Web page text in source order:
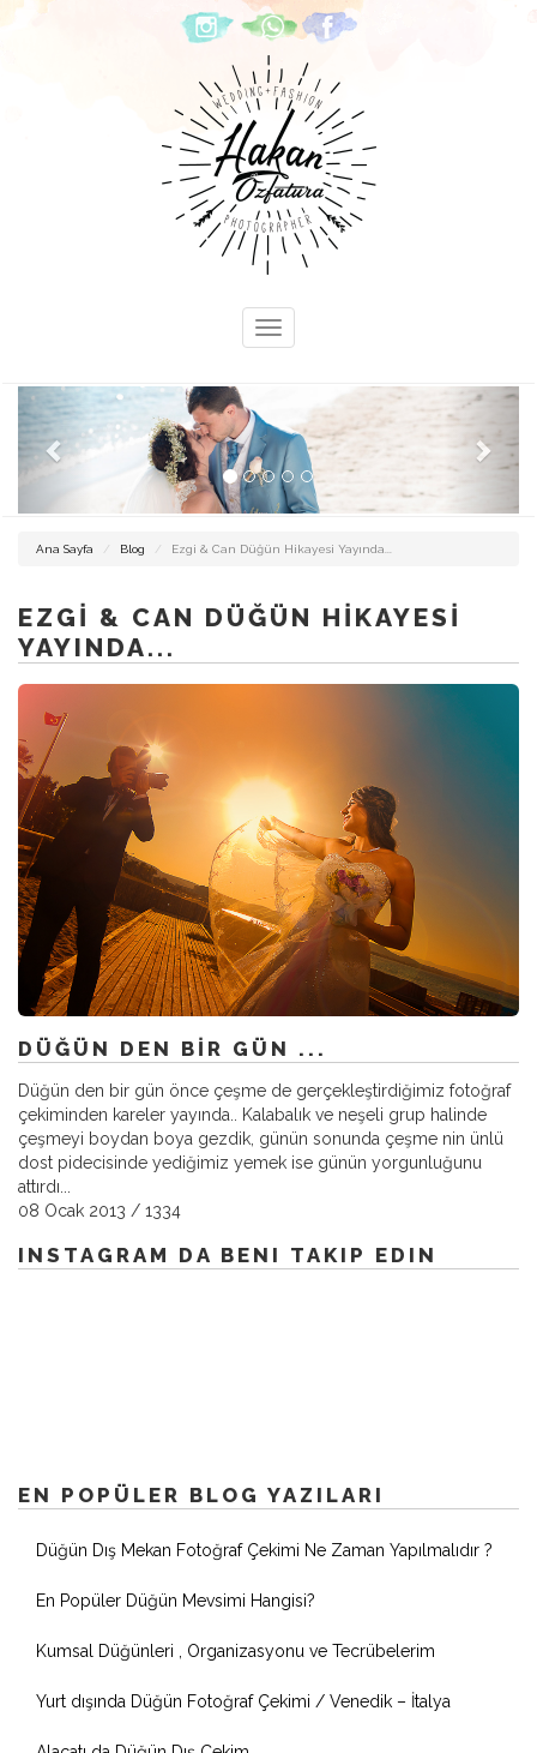
Previous Next
DÜĞÜN
İZMIR
ALAÇATI
FOTOĞRAFCISI
Ana Sayfa Blog Ezgi & Can Düğün Hikayesi Yayında...
EZGI & CAN DÜĞÜN HIKAYESI
YAYINDA...
DÜĞÜN DEN BIR GÜN ...
Düğün den bir gün önce çeşme de gerçekleştirdiğimiz fotoğraf
çekiminden kareler yayında.. Kalabalık ve neşeli grup halinde
çeşmeyi boydan boya gezdik, günün sonunda çeşme nin ünlü
dost pidecisinde yediğimiz yemek ise günün yorgunluğunu
attırdı...
08 Ocak 2013 / 1334
INSTAGRAM DA BENI TAKIP EDIN
EN POPÜLER BLOG YAZILARI
Düğün Dış Mekan Fotoğraf Çekimi Ne Zaman Yapılmalıdır ?
En Popüler Düğün Mevsimi Hangisi?
Kumsal Düğünleri , Organizasyonu ve Tecrübelerim
Yurt dışında Düğün Fotoğraf Çekimi / Venedik – İtalya